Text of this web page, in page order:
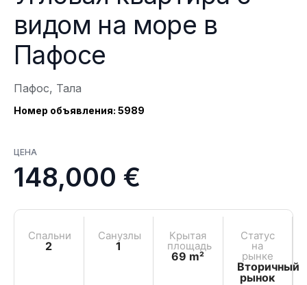
видом на море в
Пафосе
Пафос, Тала
Номер объявления: 5989
ЦЕНА
148,000 €
Спальни
2
Санузлы
1
Крытая
площадь
69 m²
Статус
на
рынке
Вторичный
рынок